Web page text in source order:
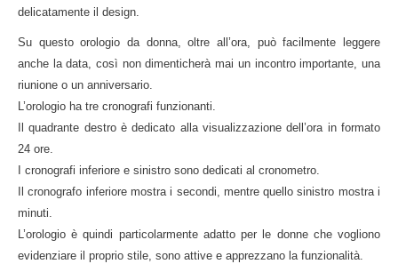
delicatamente il design.
Su questo orologio da donna, oltre all’ora, può facilmente leggere
anche la data, così non dimenticherà mai un incontro importante, una
riunione o un anniversario.
L’orologio ha tre cronografi funzionanti.
Il quadrante destro è dedicato alla visualizzazione dell’ora in formato
24 ore.
I cronografi inferiore e sinistro sono dedicati al cronometro.
Il cronografo inferiore mostra i secondi, mentre quello sinistro mostra i
minuti.
L’orologio è quindi particolarmente adatto per le donne che vogliono
evidenziare il proprio stile, sono attive e apprezzano la funzionalità.